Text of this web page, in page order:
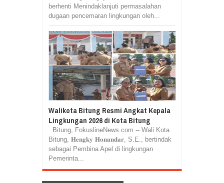
berhenti Menindaklanjuti permasalahan
dugaan pencemaran lingkungan oleh...
Walikota Bitung Resmi Angkat Kepala
Lingkungan 2026 di Kota Bitung
Bitung, FokuslineNews.com -- Wali Kota
Bitung, 𝐇𝐞𝐧𝐠𝐤𝐲 𝐇𝐨𝐧𝐚𝐧𝐝𝐚𝐫, S.E., bertindak
sebagai Pembina Apel di lingkungan
Pemerinta...